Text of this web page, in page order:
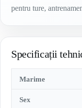
pentru ture,
Specificații
Marime
Sex